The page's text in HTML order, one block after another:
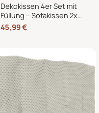
Dekokissen 4er Set mit
Füllung – Sofakissen 2x
50×50 + 2x 35×45 cm –
Zierkissen Couchkissen
45,99€